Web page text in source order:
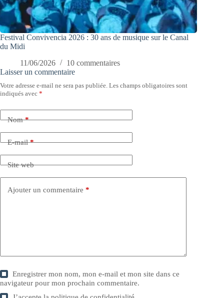
Festival Convivencia 2026 : 30 ans de musique sur le Canal
du Midi
11/06/2026
10 commentaires
Laisser un commentaire
Votre adresse e-mail ne sera pas publiée. Les champs obligatoires sont
indiqués avec *
Nom*
E-mail*
Site web
Ajouter un commentaire *
Enregistrer mon nom, mon e-mail et mon site dans ce
navigateur pour mon prochain commentaire.